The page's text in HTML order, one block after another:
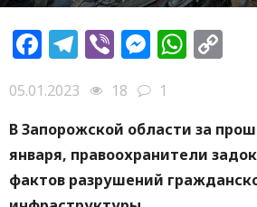
Facebook
Telegram
Viber
05.01.2023 18
1
В Запорожской области за
января, правоохранители
фактов разрушений